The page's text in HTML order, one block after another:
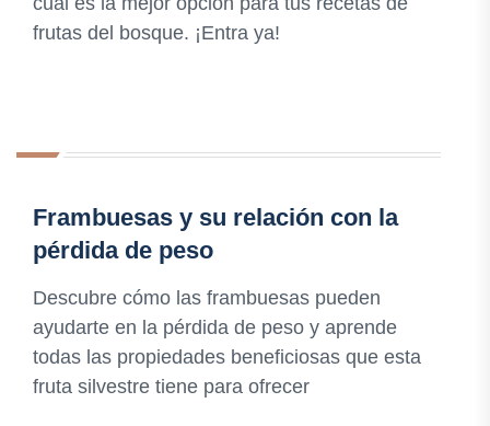
frutas del bosque. ¡Entra ya!
Frambuesas y su relación con la
pérdida de peso
Descubre cómo las frambuesas pueden
ayudarte en la pérdida de peso y aprende
todas las propiedades beneficiosas que esta
fruta silvestre tiene para ofrecer